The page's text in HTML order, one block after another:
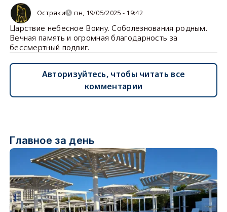
Остряки пн, 19/05/2025 - 19:42
Царствие небесное Воину. Соболезнования родным.
Вечная память и огромная благодарность за
бессмертный подвиг.
Авторизуйтесь, чтобы читать все
комментарии
Главное за день